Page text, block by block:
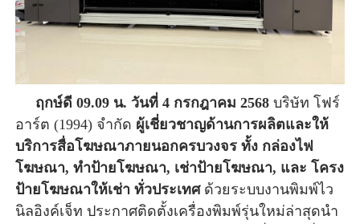
ฤกษ์ดี 09.09 น. วันที่ 4 กรกฎาคม 2568 บริษัท โฟร์
อาร์ต (1994) จำกัด ผู้เชี่ยวชาญด้านการผลิตและให้
บริการสื่อโฆษณาภายนอกครบวงจร ทั้ง กล่องไฟ
โฆษณา, ทำป้ายโฆษณา, เช่าป้ายโฆษณา, และ โครง
ป้ายโฆษณาให้เช่า ทั่วประเทศด้วยระบบงานพิมพ์ไว
นิลอิงค์เจ็ท ประกาศติดตั้งเครื่องพิมพ์รุ่นใหม่ล่าสุดนำ